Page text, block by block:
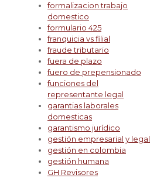
formalizacion trabajo
domestico
formulario 425
franquicia vs filial
fraude tributario
fuera de plazo
fuero de prepensionado
funciones del
representante legal
garantias laborales
domesticas
garantismo jurídico
gestión empresarial y legal
gestión en colombia
gestión humana
GH Revisores